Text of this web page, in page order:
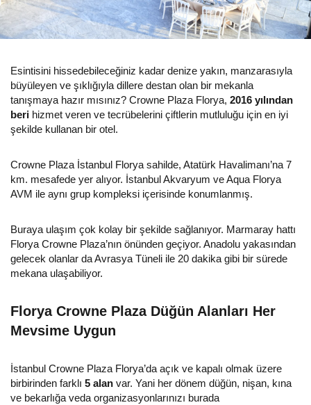
Esintisini hissedebileceğiniz kadar denize yakın, manzarasıyla
büyüleyen ve şıklığıyla dillere destan olan bir mekanla
tanışmaya hazır mısınız? Crowne Plaza Florya, 2016 yılından
beri hizmet veren ve tecrübelerini çiftlerin mutluluğu için en iyi
şekilde kullanan bir otel.
Crowne Plaza İstanbul Florya sahilde, Atatürk Havalimanı’na 7
km. mesafede yer alıyor. İstanbul Akvaryum ve Aqua Florya
AVM ile aynı grup kompleksi içerisinde konumlanmış.
Buraya ulaşım çok kolay bir şekilde sağlanıyor. Marmaray hattı
Florya Crowne Plaza’nın önünden geçiyor. Anadolu yakasından
gelecek olanlar da Avrasya Tüneli ile 20 dakika gibi bir sürede
mekana ulaşabiliyor.
Florya Crowne Plaza Düğün Alanları Her
Mevsime Uygun
İstanbul Crowne Plaza Florya’da açık ve kapalı olmak üzere
birbirinden farklı 5 alan var. Yani her dönem düğün, nişan, kına
ve bekarlığa veda organizasyonlarınızı burada